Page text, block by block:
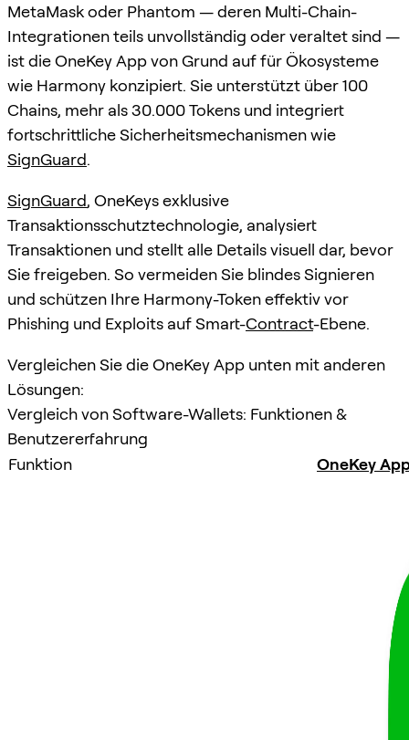
MetaMask oder Phantom — deren Multi-Chain-
Integrationen teils unvollständig oder veraltet sind —
ist die OneKey App von Grund auf für Ökosysteme
wie Harmony konzipiert. Sie unterstützt über 100
Chains, mehr als 30.000 Tokens und integriert
fortschrittliche Sicherheitsmechanismen wie
SignGuard.
SignGuard, OneKeys exklusive
Transaktionsschutztechnologie, analysiert
Transaktionen und stellt alle Details visuell dar, bevor
Sie freigeben. So vermeiden Sie blindes Signieren
und schützen Ihre Harmony-Token effektiv vor
Phishing und Exploits auf Smart-Contract-Ebene.
Vergleichen Sie die OneKey App unten mit anderen
Lösungen:
Vergleich von Software-Wallets: Funktionen &
Benutzererfahrung
Funktion
OneKey